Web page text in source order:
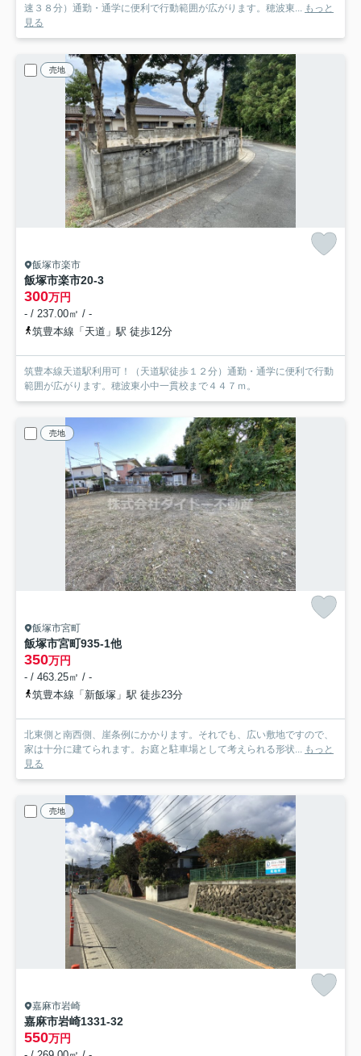
速３８分）通勤・通学に便利で行動範囲が広がります。穂波東... もっと
見る
売地
飯塚市楽市
飯塚市楽市20‐3
300万円
- / 237.00㎡ / -
筑豊本線「天道」駅 徒歩12分
筑豊本線天道駅利用可！（天道駅徒歩１２分）通勤・通学に便利で行動
範囲が広がります。穂波東小中一貫校まで４４７ｍ。
売地
飯塚市宮町
飯塚市宮町935-1他
350万円
- / 463.25㎡ / -
筑豊本線「新飯塚」駅 徒歩23分
北東側と南西側、崖条例にかかります。それでも、広い敷地ですので、
家は十分に建てられます。お庭と駐車場として考えられる形状... もっと
見る
売地
嘉麻市岩崎
嘉麻市岩崎1331-32
550万円